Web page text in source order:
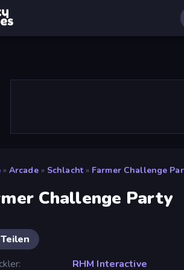
» Arcade » Schlacht » Farmer Challenge
Challenge Party
Teilen
RHM Interactive